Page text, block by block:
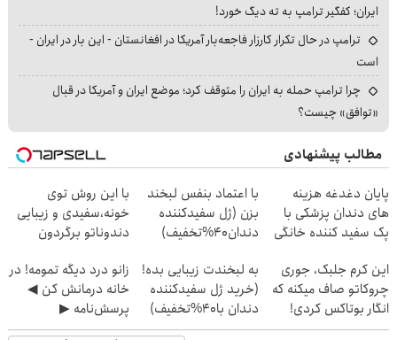
ایران؛ کفگیر ترامپ به ته دیگ خورد!
ترامپ در حال تکرار کارزار فاجعه‌بار آمریکا در افغانستان - این بار در ایران -
است
چرا ترامپ حمله به ایران را متوقف کرد؛ موضع ایران و آمریکا در قبال
«توافق» چیست؟
مطالب پیشنهادی
پایان دغدغه هزینه
های دندان پزشکی با
پک سفید کننده خانگی
با اعتماد بنفس لبخند
بزن (ژل سفیدکننده
دندان40%تخفیف)
با این روش توی
خونه،سفیدی و زیبایی
دندوناتو برگردون
این کرم جلبک، جوری
چروکاتو صاف میکنه که
انگار بوتاکس کردی!
(تخفیف ویژه)
به لبخندت زیبایی بده!
(خرید ژل سفیدکننده
دندان با40%تخفیف)
زانو درد دیگه تمومه! در
خانه درمانش کن ◀
پرسش‌نامه ▶